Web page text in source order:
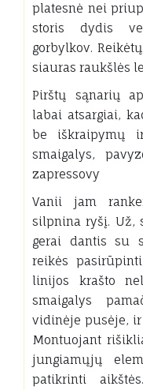
platesnė nei
storis dydis
gorbylkov.
siauras raukšlės
Pirštų sąnarių
labai atsargiai,
be iškraipymų
smaigalys,
zapressovy
Vanii jam
silpnina ryšį. Už,
gerai dantis su
reikės
linijos krašto
smaigalys
vidinėje pusėje,
Montuojant
jungiamųjų
patikrinti